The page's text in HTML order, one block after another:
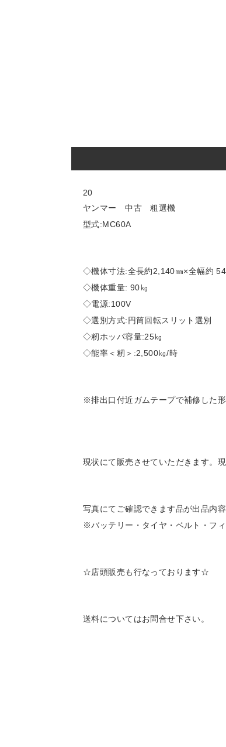
20
ヤンマー 中古 粗選機
型式:MC60A
◇機体寸法:全長約2,140㎜×全幅約
◇機体重量: 90㎏
◇電源:100V
◇選別方式:円筒回転スリット選別
◇籾ホッパ容量:25㎏
◇能率＜籾＞:2,500㎏/時
※排出口付近ガムテープで補修した
現状にて販売させていただきます。
写真にてご確認できます品が出品内容
※バッテリー・タイヤ・ベルト・フ
☆店頭販売も行なっております☆
送料についてはお問合せ下さい。